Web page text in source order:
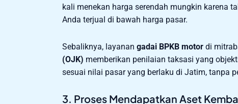
kali menekan harga serendah mungkin karena
Anda terjual di bawah harga pasar.
Sebaliknya, layanan gadai BPKB motor di
(OJK) memberikan penilaian taksasi yang
sesuai nilai pasar yang berlaku di Jatim, tanpa
3. Proses Mendapatkan Aset